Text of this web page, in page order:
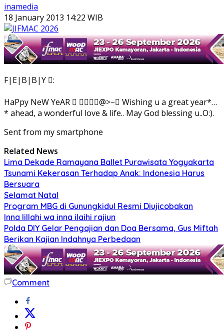
inamedia
18 January 2013 14:22 WIB
F|E|B|B|Y :
HaPpy NeW YeAR  @>– Wishing u a great year*…
* ahead, a wonderful love & life.. May God blessing u..O:).
Sent from my smartphone
Related News
Lima Dekade Ramayana Ballet Purawisata Yogyakarta
Tsunami Kekerasan Terhadap Anak: Indonesia Harus
Bersuara
Selamat Natal
Program MBG di Gunungkidul Resmi Diujicobakan
Inna lillahi wa inna ilaihi rajiun
Polda DIY Gelar Pengajian dan Doa Bersama, Gus Miftah
Berikan Kajian Indahnya Perbedaan
Comment